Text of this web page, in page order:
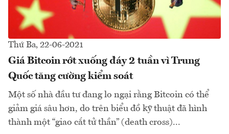
Thứ Ba, 22-06-2021
Giá Bitcoin rớt xuống đáy 2 tuần vì Trung
Quốc tăng cường kiểm soát
Một số nhà đầu tư đang lo ngại rằng Bitcoin có thể
giảm giá sâu hơn, do trên biểu đồ kỹ thuật đã hình
thành một “giao cắt tử thần” (death cross)...